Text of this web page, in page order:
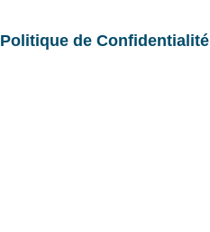
Politique de Confidentialité